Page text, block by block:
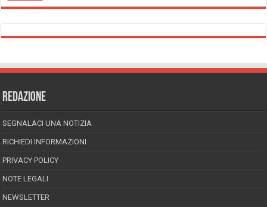
REDAZIONE
SEGNALACI UNA NOTIZIA
RICHIEDI INFORMAZIONI
PRIVACY POLICY
NOTE LEGALI
NEWSLETTER